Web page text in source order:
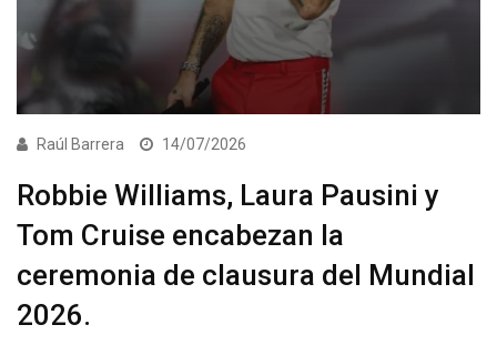
Raúl Barrera 14/07/2026
Robbie Williams, Laura Pausini y
Tom Cruise encabezan la
ceremonia de clausura del Mundial
2026.